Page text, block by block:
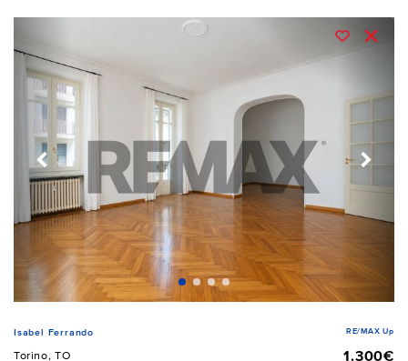
Isabel Ferrando RE/MAX Up
Torino, TO
1.300€